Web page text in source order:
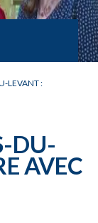
LEVANT :
DU-
AVEC